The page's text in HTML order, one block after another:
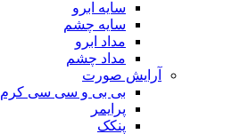
سایه ابرو
سایه چشم
مداد ابرو
مداد چشم
آرایش صورت
بی بی و سی سی کرم
پرایمر
پنکک